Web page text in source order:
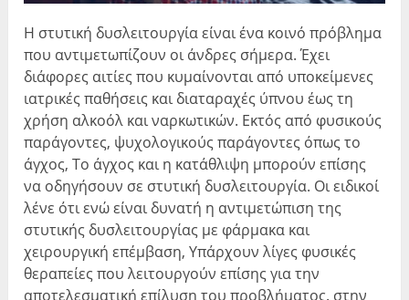
Η στυτική δυσλειτουργία είναι ένα κοινό πρόβλημα
που αντιμετωπίζουν οι άνδρες σήμερα. Έχει
διάφορες αιτίες που κυμαίνονται από υποκείμενες
ιατρικές παθήσεις και διαταραχές ύπνου έως τη
χρήση αλκοόλ και ναρκωτικών. Εκτός από φυσικούς
παράγοντες, ψυχολογικούς παράγοντες όπως το
άγχος, Το άγχος και η κατάθλιψη μπορούν επίσης
να οδηγήσουν σε στυτική δυσλειτουργία. Οι ειδικοί
λένε ότι ενώ είναι δυνατή η αντιμετώπιση της
στυτικής δυσλειτουργίας με φάρμακα και
χειρουργική επέμβαση, Υπάρχουν λίγες φυσικές
θεραπείες που λειτουργούν επίσης για την
αποτελεσματική επίλυση του προβλήματος. στην